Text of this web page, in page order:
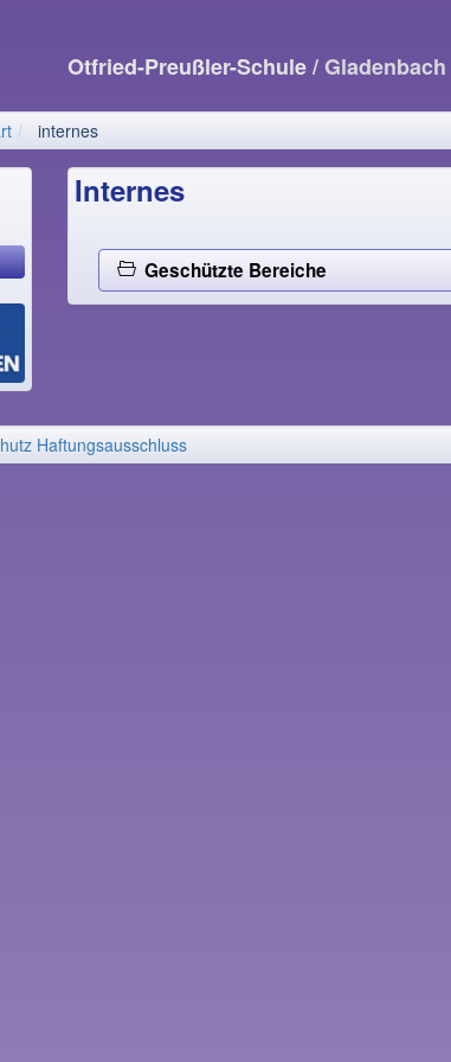
Otfried-Preußler-Schule/ Gladenbach
internes
Internes
Geschützte Bereiche
Haftungsausschluss